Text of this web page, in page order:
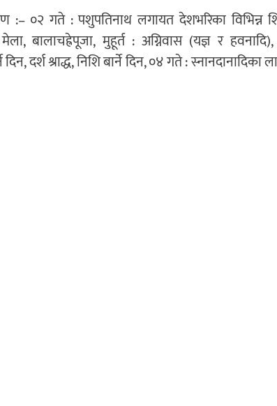
:– ०२ गते : पशुपतिनाथ लगायत देशभरिका विभिन्न
बालाचह्रेपूजा, मुहूर्त : अग्निवास (यज्ञ र
दर्श श्राद्ध, निशि बार्ने दिन, ०४ गते : स्नानदानादिका